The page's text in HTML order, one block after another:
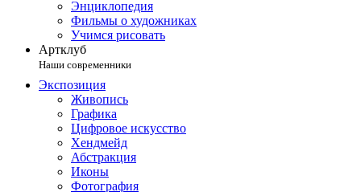
Энциклопедия
Фильмы о художниках
Учимся рисовать
Артклуб
Наши современники
Экспозиция
Живопись
Графика
Цифровое искусство
Хендмейд
Абстракция
Иконы
Фотография